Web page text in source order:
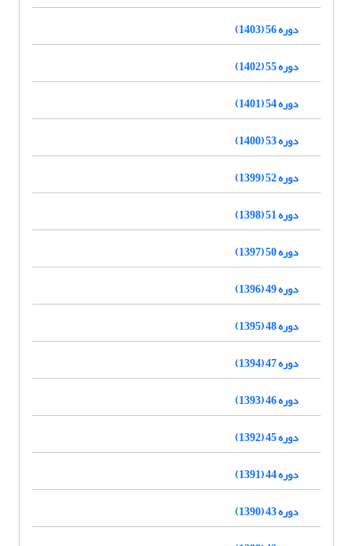
دوره 56 (1403)
دوره 55 (1402)
دوره 54 (1401)
دوره 53 (1400)
دوره 52 (1399)
دوره 51 (1398)
دوره 50 (1397)
دوره 49 (1396)
دوره 48 (1395)
دوره 47 (1394)
دوره 46 (1393)
دوره 45 (1392)
دوره 44 (1391)
دوره 43 (1390)